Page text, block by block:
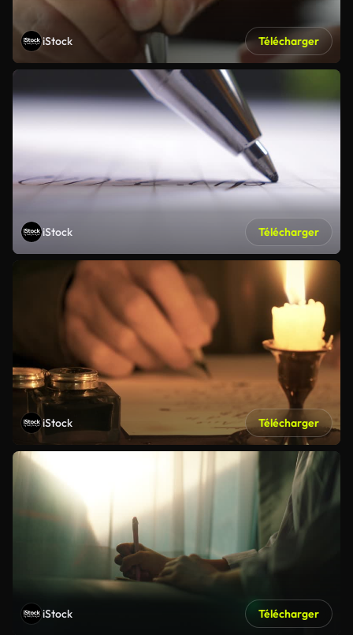
iStock Télécharger
iStock Télécharger
iStock Télécharger
iStock Télécharger